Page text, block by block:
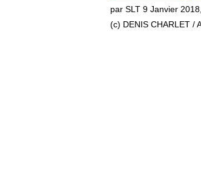
par SLT 9 Janvier
(c) DENIS CHARLET /